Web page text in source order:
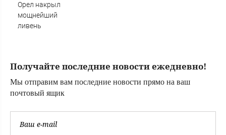
Орел накрыл
мощнейший
ливень
Получайте последние новости ежедневно!
Мы отправим вам последние новости прямо на ваш
почтовый ящик